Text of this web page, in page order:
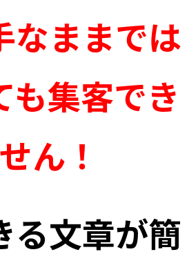
なままでは
も集客でき
ん！
る文章が簡